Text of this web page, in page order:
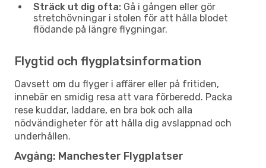
Sträck ut dig ofta: Gå i gången eller gör
stretchövningar i stolen för att hålla blodet
flödande på längre flygningar.
Flygtid och flygplatsinformation
Oavsett om du flyger i affärer eller på fritiden,
innebär en smidig resa att vara förberedd. Packa
rese kuddar, laddare, en bra bok och alla
nödvändigheter för att hålla dig avslappnad och
underhållen.
Avgång: Manchester Flygplatser